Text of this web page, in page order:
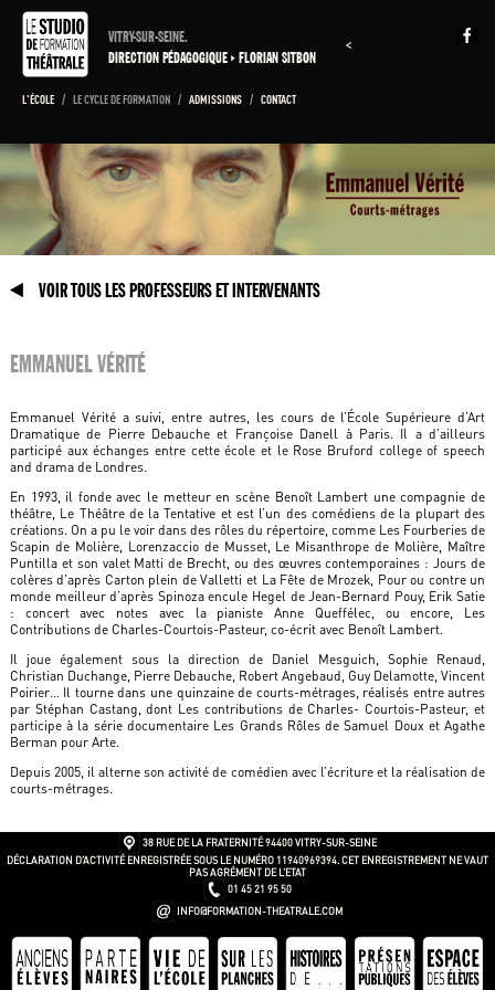
VITRY-SUR-SEINE.
DIRECTION PÉDAGOGIQUE FLORIAN SITBON
<
L'ÉCOLE / LE CYCLE DE FORMATION / ADMISSIONS / CONTACT
VOIR TOUS LES PROFESSEURS ET INTERVENANTS
EMMANUEL VÉRITÉ
Emmanuel Vérité a suivi, entre autres, les cours de l’École Supérieure d’Art
Dramatique de Pierre Debauche et Françoise Danell à Paris. Il a d’ailleurs
participé aux échanges entre cette école et le Rose Bruford college of speech
and drama de Londres.
En 1993, il fonde avec le metteur en scène Benoît Lambert une compagnie de
théâtre, Le Théâtre de la Tentative et est l’un des comédiens de la plupart des
créations. On a pu le voir dans des rôles du répertoire, comme Les Fourberies de
Scapin de Molière, Lorenzaccio de Musset, Le Misanthrope de Molière, Maître
Puntilla et son valet Matti de Brecht, ou des œuvres contemporaines : Jours de
colères d’après Carton plein de Valletti et La Fête de Mrozek, Pour ou contre un
monde meilleur d’après Spinoza encule Hegel de Jean-Bernard Pouy, Erik Satie
: concert avec notes avec la pianiste Anne Queffélec, ou encore, Les
Contributions de Charles-Courtois-Pasteur, co-écrit avec Benoît Lambert.
Il joue également sous la direction de Daniel Mesguich, Sophie Renaud,
Christian Duchange, Pierre Debauche, Robert Angebaud, Guy Delamotte, Vincent
Poirier… Il tourne dans une quinzaine de courts-métrages, réalisés entre autres
par Stéphan Castang, dont Les contributions de Charles- Courtois-Pasteur, et
participe à la série documentaire Les Grands Rôles de Samuel Doux et Agathe
Berman pour Arte.
Depuis 2005, il alterne son activité de comédien avec l’écriture et la réalisation de
courts-métrages.
38 RUE DE LA FRATERNITÉ94400 VITRY-SUR-SEINE
DÉCLARATION D’ACTIVITÉ ENREGISTRÉE SOUS LE NUMÉRO 11940969394. CET ENREGISTREMENT NE VAUT
PAS AGRÉMENT DE L’ETAT
01 45 21 95 50
INFO@FORMATION-THEATRALE.COM